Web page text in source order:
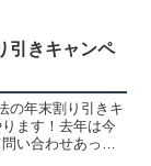
いかなと思って
引きキャンペ
の年末割り引きキ
ます！去年は今
い合わせあって